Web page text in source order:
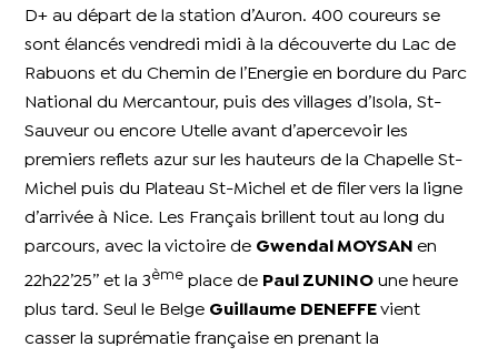
D+ au départ de la station d’Auron. 400 coureurs se
sont élancés vendredi midi à la découverte du Lac de
Rabuons et du Chemin de l’Energie en bordure du Parc
National du Mercantour, puis des villages d’Isola, St-
Sauveur ou encore Utelle avant d’apercevoir les
premiers reflets azur sur les hauteurs de la Chapelle St-
Michel puis du Plateau St-Michel et de filer vers la ligne
d’arrivée à Nice. Les Français brillent tout au long du
parcours, avec la victoire de Gwendal MOYSANen
22h22’25’’ et la 3ème place de Paul ZUNINO une heure
plus tard. Seul le Belge Guillaume DENEFFE vient
casser la suprématie française en prenant la